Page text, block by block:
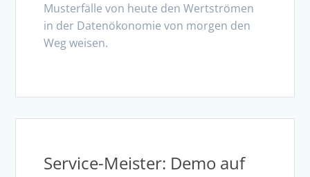
Musterfälle von heute den Wertströmen
in der Datenökonomie von morgen den
Weg weisen.
Service-Meister: Demo auf